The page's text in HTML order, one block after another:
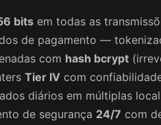
bits em todas as
de pagamento —
com hash bcrypt
Tier IVcom
diários em múltiplas
de segurança 24/7 com